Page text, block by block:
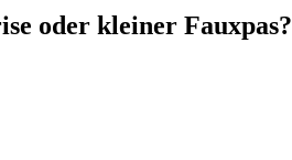
oder kleiner Fauxpas?